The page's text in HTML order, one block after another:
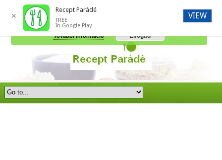
A honlap további használatához a sütik használatát el kell fogadni.
További információ
Elfogad
✕
Recept Parádé
FREE
In Google Play
VIEW